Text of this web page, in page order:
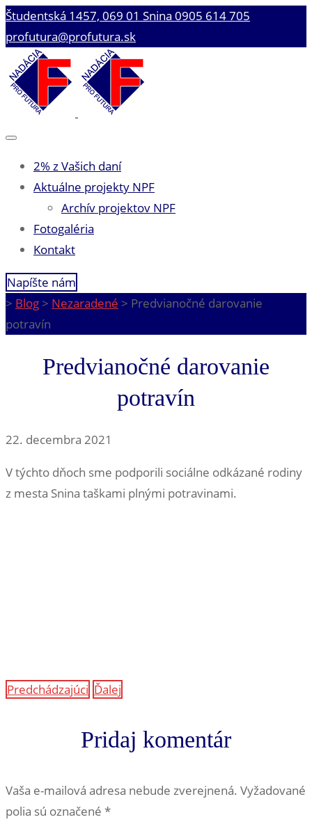
Študentská 1457, 069 01 Snina 0905 614 705
profutura@profutura.sk
2% z Vašich daní
Aktuálne projekty NPF
Archív projektov NPF
Fotogaléria
Kontakt
Napíšte nám
> Blog > Nezaradené > Predvianočné darovanie
potravín
Predvianočné darovanie
potravín
22. decembra 2021
V týchto dňoch sme podporili sociálne odkázané rodiny
z mesta Snina taškami plnými potravinami.
Predchádzajúci Ďalej
Pridaj komentár
Vaša e-mailová adresa nebude zverejnená. Vyžadované
polia sú označené *